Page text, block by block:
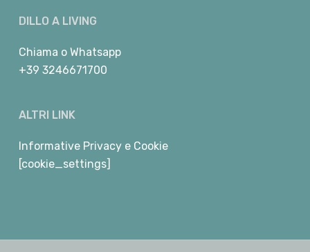
DILLO A LIVING
Chiama o Whatsapp
+39 3246671700
ALTRI LINK
Informative Privacy e Cookie
[cookie_settings]